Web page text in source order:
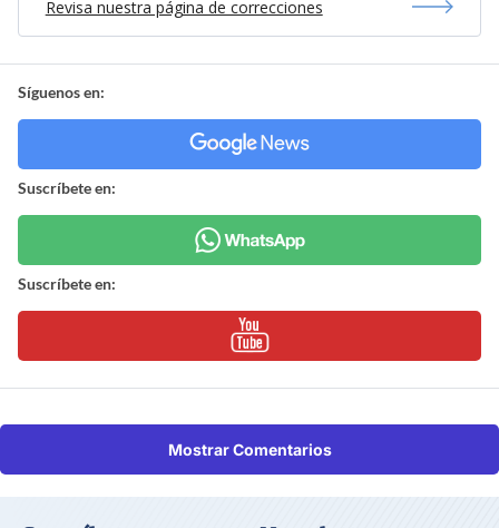
Revisa nuestra página de correcciones
Síguenos en:
Suscríbete en:
Suscríbete en:
Mostrar Comentarios